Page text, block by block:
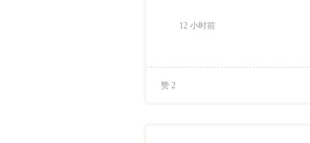
12 小时前
赞 2